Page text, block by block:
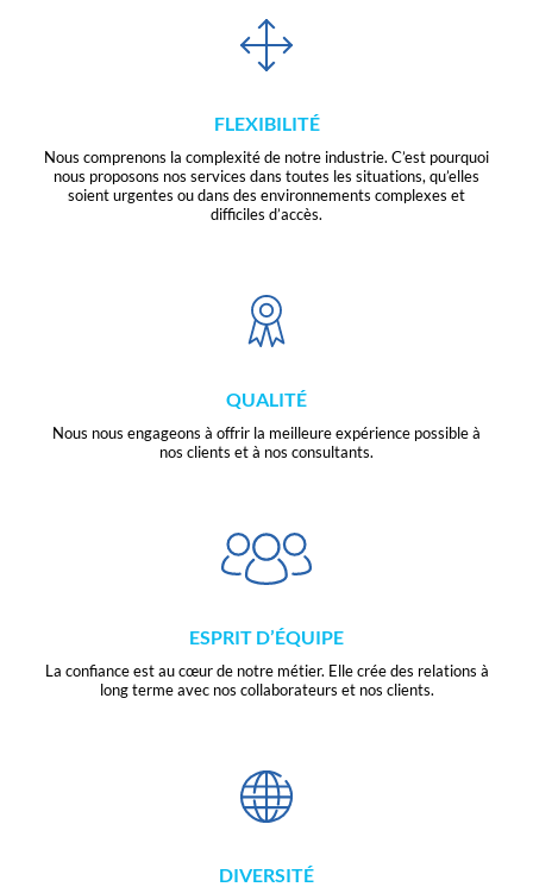
FLEXIBILITÉ
Nous comprenons la complexité de notre industrie. C’est pourquoi
nous proposons nos services dans toutes les situations, qu’elles
soient urgentes ou dans des environnements complexes et
difficiles d’accès.
QUALITÉ
Nous nous engageons à offrir la meilleure expérience possible à
nos clients et à nos consultants.
ESPRIT D’ÉQUIPE
La confiance est au cœur de notre métier. Elle crée des relations à
long terme avec nos collaborateurs et nos clients.
DIVERSITÉ